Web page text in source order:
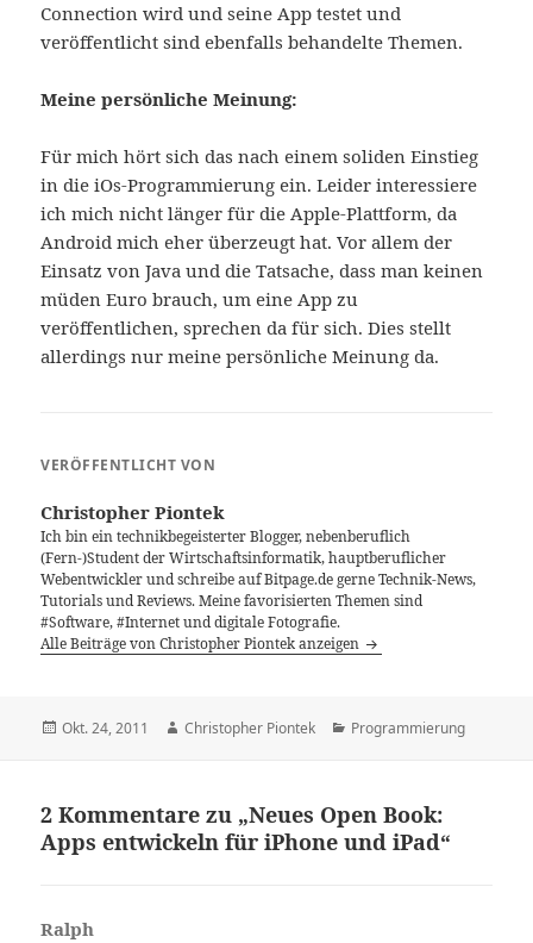
Connection wird und seine App testet und
veröffentlicht sind ebenfalls behandelte Themen.
Meine persönliche Meinung:
Für mich hört sich das nach einem soliden Einstieg
in die iOs-Programmierung ein. Leider interessiere
ich mich nicht länger für die Apple-Plattform, da
Android mich eher überzeugt hat. Vor allem der
Einsatz von Java und die Tatsache, dass man keinen
müden Euro brauch, um eine App zu
veröffentlichen, sprechen da für sich. Dies stellt
allerdings nur meine persönliche Meinung da.
VERÖFFENTLICHT VON
Christopher Piontek
Ich bin ein technikbegeisterter Blogger, nebenberuflich
(Fern-)Student der Wirtschaftsinformatik, hauptberuflicher
Webentwickler und schreibe auf Bitpage.de gerne Technik-News,
Tutorials und Reviews. Meine favorisierten Themen sind
#Software, #Internet und digitale Fotografie.
Alle Beiträge von Christopher Piontek anzeigen
Veröffentlicht
Okt. 24, 2011 Autor
Christopher Piontek Kategorien
Programmierung
2 Kommentare zu „Neues Open Book:
Apps entwickeln für iPhone und iPad“
Ralph